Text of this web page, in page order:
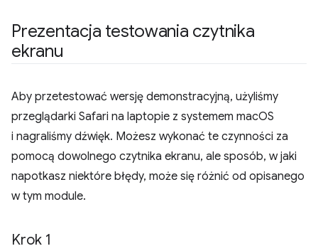
Prezentacja testowania czytnika
ekranu
Aby przetestować wersję demonstracyjną, użyliśmy
przeglądarki Safari na laptopie z systemem macOS
i nagraliśmy dźwięk. Możesz wykonać te czynności za
pomocą dowolnego czytnika ekranu, ale sposób, w jaki
napotkasz niektóre błędy, może się różnić od opisanego
w tym module.
Krok 1